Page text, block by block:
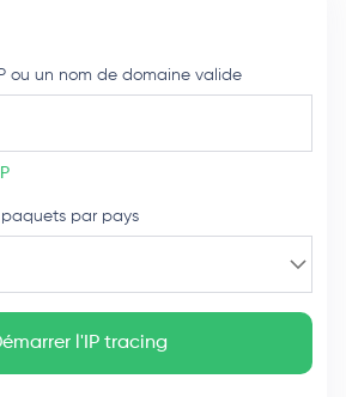
ou un nom de domaine valide
par pays
l'IP tracing